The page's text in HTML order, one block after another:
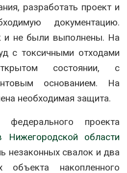
разработать проект и
документацию.
и не были выполнены. На
с токсичными отходами
состоянии, с
основанием. На
необходимая защита.
проекта
Нижегородской области
незаконных свалок и два
объекта накопленного